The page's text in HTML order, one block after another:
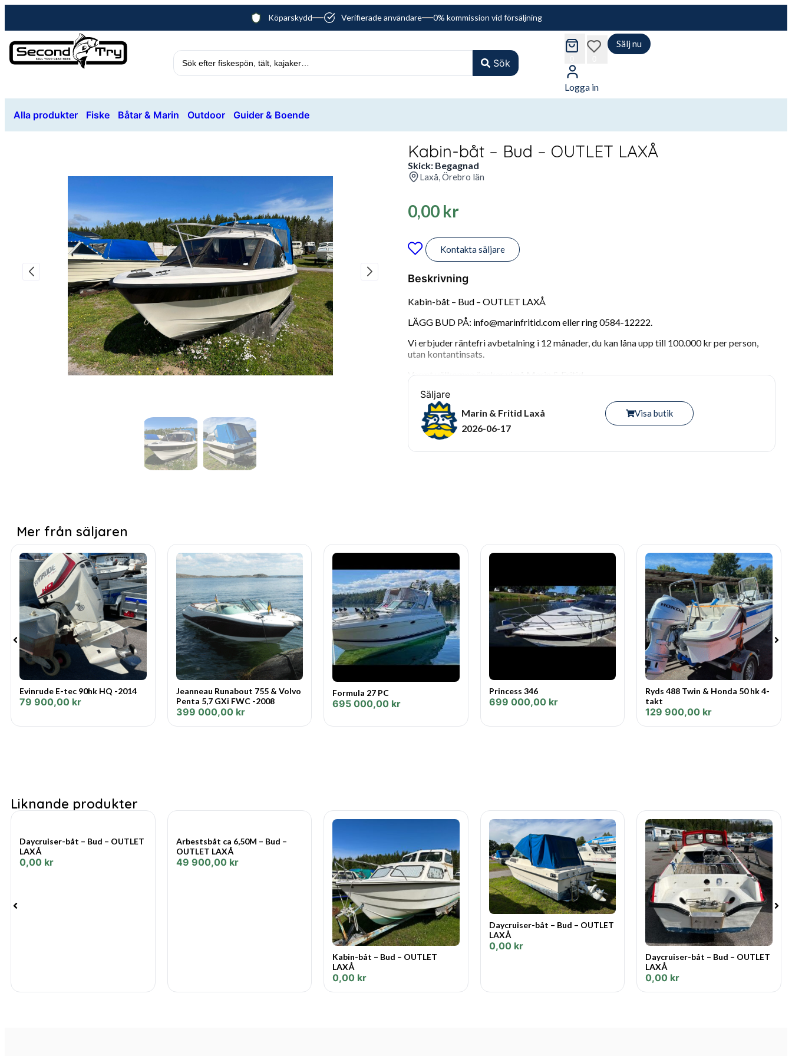
Köparskydd Verifierade användare 0% kommission vid försäljning
Sök
Logga in
Sälj nu
Alla produkter Fiske Båtar & Marin Outdoor Guider & Boende
Kabin-båt – Bud – OUTLET LAXÅ
Skick: Begagnad
Laxå, Örebro län
0,00 kr
Kontakta säljare
Beskrivning
Kabin-båt – Bud – OUTLET LAXÅ
LÄGG BUD PÅ: info@marinfritid.com eller ring 0584-12222.
Vi erbjuder räntefri avbetalning i 12 månader, du kan låna upp till 100.000 kr per person,
utan kontantinsats.
Varmt välkomna önskar vi på Marin & Fritid.
Säljare
Marin & Fritid Laxå
2026-06-17
Visa butik
Mer från säljaren
Evinrude E-tec 90hk HQ -2014
79 900,00 kr
Jeanneau Runabout 755 & Volvo
Penta 5,7 GXi FWC -2008
399 000,00 kr
Formula 27 PC
695 000,00 kr
Princess 346
699 000,00 kr
Ryds 488 Twin & Honda 50 hk 4-
takt
129 900,00 kr
Liknande produkter
Daycruiser-båt – Bud – OUTLET
LAXÅ
0,00 kr
Arbestsbåt ca 6,50M – Bud –
OUTLET LAXÅ
49 900,00 kr
Kabin-båt – Bud – OUTLET
LAXÅ
0,00 kr
Daycruiser-båt – Bud – OUTLET
LAXÅ
0,00 kr
Daycruiser-båt – Bud – OUTLET
LAXÅ
0,00 kr